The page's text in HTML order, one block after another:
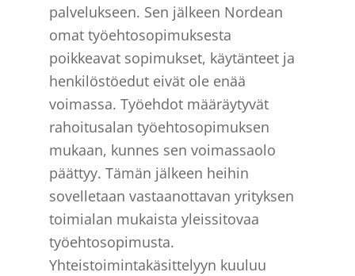
palvelukseen. Sen jälkeen Nordean
omat työehtosopimuksesta
poikkeavat sopimukset, käytänteet ja
henkilöstöedut eivät ole enää
voimassa. Työehdot määräytyvät
rahoitusalan työehtosopimuksen
mukaan, kunnes sen voimassaolo
päättyy. Tämän jälkeen heihin
sovelletaan vastaanottavan yrityksen
toimialan mukaista yleissitovaa
työehtosopimusta.
Yhteistoimintakäsittelyyn kuuluu